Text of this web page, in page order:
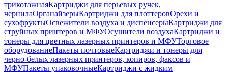
трикотажнаяКартриджи для перьевых ручек,
чернилаОрганайзерыКартриджи для плоттеровОрехи и
сухофруктыОсвежители воздуха и диспенсерыКартриджи для
струйных принтеров и МФУОсушители воздухаКартриджи и
тонеры для цветных лазерных принтеров и МФУТорговое
оборудованиеПакеты почтовыеКартриджи и тонеры для
черно-белых лазерных принтеров, копиров, факсов и
МФУПакеты упаковочныеКартриджи с жидким